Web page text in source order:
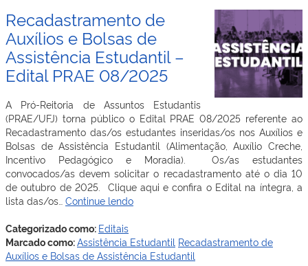
Recadastramento de
Auxílios e Bolsas de
Assistência Estudantil –
Edital PRAE 08/2025
A Pró-Reitoria de Assuntos Estudantis
(PRAE/UFJ) torna público o Edital PRAE 08/2025 referente ao
Recadastramento das/os estudantes inseridas/os nos Auxílios e
Bolsas de Assistência Estudantil (Alimentação, Auxílio Creche,
Incentivo Pedagógico e Moradia). Os/as estudantes
convocados/as devem solicitar o recadastramento até o dia 10
de outubro de 2025. Clique aqui e confira o Edital na íntegra, a
lista das/os… Continue lendoRecadastramento
e
Bolsas
Categorizado como: Editais
Marcado como:Assistência Estudantil Recadastramento de
Auxílios e Bolsas de Assistência Estudantil